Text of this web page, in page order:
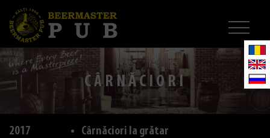
CÂRNĂCIORI
2017
Cârnăciori la grătar